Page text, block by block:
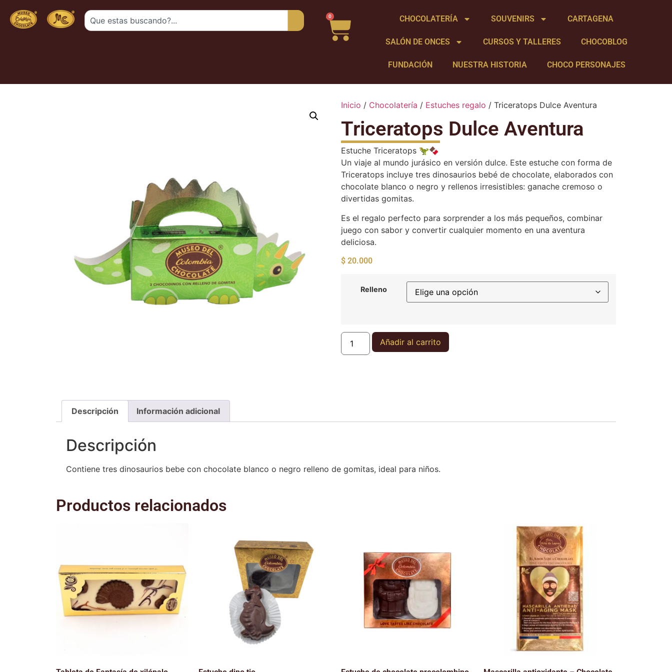
0 CHOCOLATERÍA SOUVENIRS CARTAGENA
SALÓN DE ONCES CURSOS Y TALLERES CHOCOBLOG
FUNDACIÓN NUESTRA HISTORIA CHOCO PERSONAJES
Inicio / Chocolatería / Estuches regalo / Triceratops Dulce Aventura
Triceratops Dulce Aventura
Estuche Triceratops 🦖🍫
Un viaje al mundo jurásico en versión dulce. Este estuche con forma de
Triceratops incluye tres dinosaurios bebé de chocolate, elaborados con
chocolate blanco o negro y rellenos irresistibles: ganache cremoso o
divertidas gomitas.
Es el regalo perfecto para sorprender a los más pequeños, combinar
juego con sabor y convertir cualquier momento en una aventura
deliciosa.
$ 20.000
Relleno
Añadir al carrito
Descripción Información adicional
Descripción
Contiene tres dinosaurios bebe con chocolate blanco o negro relleno de gomitas, ideal para niños.
Productos relacionados